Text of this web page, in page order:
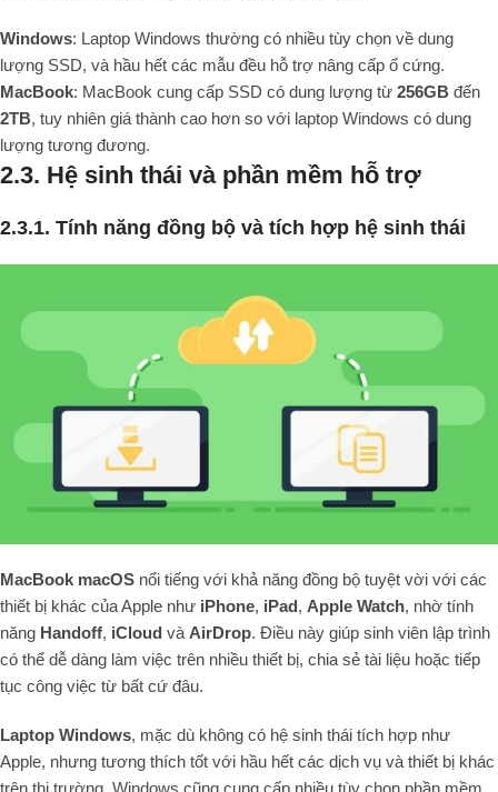
Windows: Laptop Windows thường có nhiều tùy chọn về dung
lượng SSD, và hầu hết các mẫu đều hỗ trợ nâng cấp ổ cứng.
MacBook: MacBook cung cấp SSD có dung lượng từ 256GB đến
2TB, tuy nhiên giá thành cao hơn so với laptop Windows có dung
lượng tương đương.
2.3. Hệ sinh thái và phần mềm hỗ trợ
2.3.1. Tính năng đồng bộ và tích hợp hệ sinh thái
MacBook macOS nổi tiếng với khả năng đồng bộ tuyệt vời với các
thiết bị khác của Apple như iPhone, iPad, Apple Watch, nhờ tính
năng Handoff, iCloud và AirDrop. Điều này giúp sinh viên lập trình
có thể dễ dàng làm việc trên nhiều thiết bị, chia sẻ tài liệu hoặc tiếp
tục công việc từ bất cứ đâu.
Laptop Windows, mặc dù không có hệ sinh thái tích hợp như
Apple, nhưng tương thích tốt với hầu hết các dịch vụ và thiết bị khác
trên thị trường. Windows cũng cung cấp nhiều tùy chọn phần mềm